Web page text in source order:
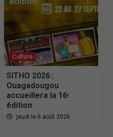
Culture
SITHO 2026 :
Ouagadougou
accueillera la 16ᵉ
édition
jeudi le 6 août 2026